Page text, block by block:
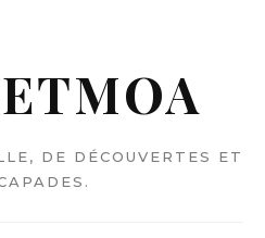
DE DÉCOUVERTES ET